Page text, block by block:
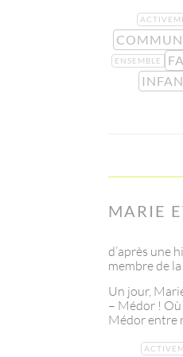
ENSEMBLE
MARIE
d’après une
membre de
Un jour,
– Médor ! Où
Médor entre